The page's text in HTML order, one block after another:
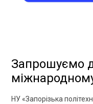
Запрошуємо
штучного
НУ «Запорізька